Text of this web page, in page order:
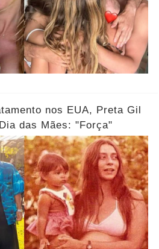
nos EUA, Preta Gil
das Mães: "Força"